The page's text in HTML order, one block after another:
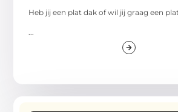
Heb jij een plat dak of wil jij graag een